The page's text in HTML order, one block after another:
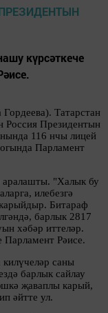
күрсәткече
Татарстан
Президентын
116 нчы лицей
Парламент
"Халык бу
илебезгә
Битараф
барлык 2817
хәбәр иттеләр.
Рәисе.
саны
барлык сайлау
җаваплы карый,
әйтте ул.